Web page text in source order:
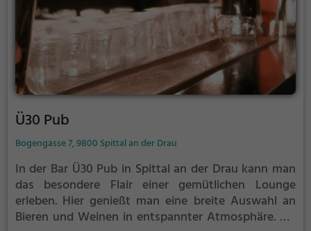
Ü30 Pub
Bogengasse 7, 9800 Spittal an der Drau
In der Bar Ü30 Pub in Spittal an der Drau kann man
das besondere Flair einer gemütlichen Lounge
erleben. Hier genießt man eine breite Auswahl an
Bieren und Weinen in entspannter Atmosphäre. Ob